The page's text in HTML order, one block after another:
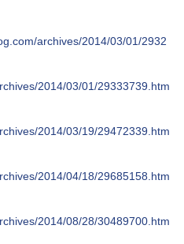
archives/2014/03/01/2932
2014/03/01/29333739.htm
2014/03/19/29472339.htm
2014/04/18/29685158.htm
2014/08/28/30489700.htm